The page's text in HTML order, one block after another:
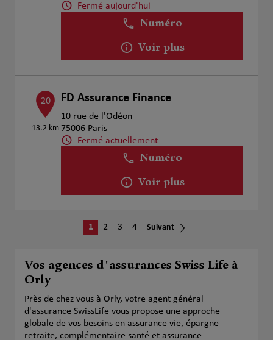
Fermé aujourd'hui
Numéro
Voir plus
20
13.2 km
FD Assurance Finance
10 rue de l'Odéon
75006 Paris
Fermé actuellement
Numéro
Voir plus
1 2 3 4 Suivant
Vos agences d'assurances Swiss Life à
Orly
Près de chez vous à Orly, votre agent général
d'assurance SwissLife vous propose une approche
globale de vos besoins en assurance vie, épargne
retraite, complémentaire santé et assurance